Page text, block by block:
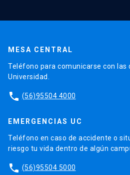
MESA CENTRAL
Teléfono para comunicarse con las
Universidad.
phone (56)95504 4000
EMERGENCIAS UC
Teléfono en caso de accidente o
riesgo tu vida dentro de algún
phone (56)95504 5000